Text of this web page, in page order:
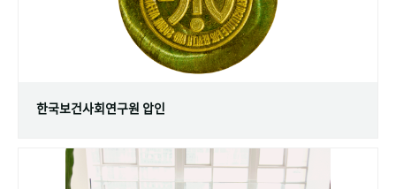
한국보건사회연구원 압인